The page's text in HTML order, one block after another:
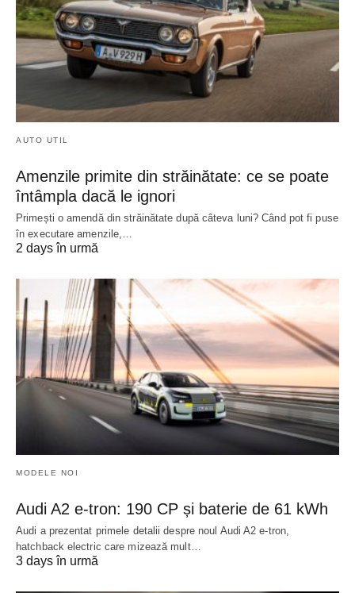
AUTO UTIL
Amenzile primite din străinătate: ce se poate
întâmpla dacă le ignori
Primești o amendă din străinătate după câteva luni? Când pot fi puse
în executare amenzile,…
2 days în urmă
MODELE NOI
Audi A2 e-tron: 190 CP și baterie de 61 kWh
Audi a prezentat primele detalii despre noul Audi A2 e-tron,
hatchback electric care mizează mult…
3 days în urmă